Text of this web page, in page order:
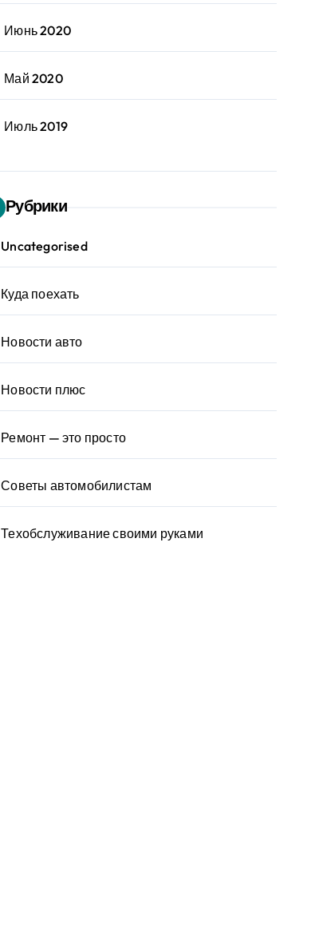
Июнь 2020
Май 2020
Июль 2019
Рубрики
Uncategorised
Куда поехать
Новости авто
Новости плюс
Ремонт — это просто
Советы автомобилистам
Техобслуживание своими руками